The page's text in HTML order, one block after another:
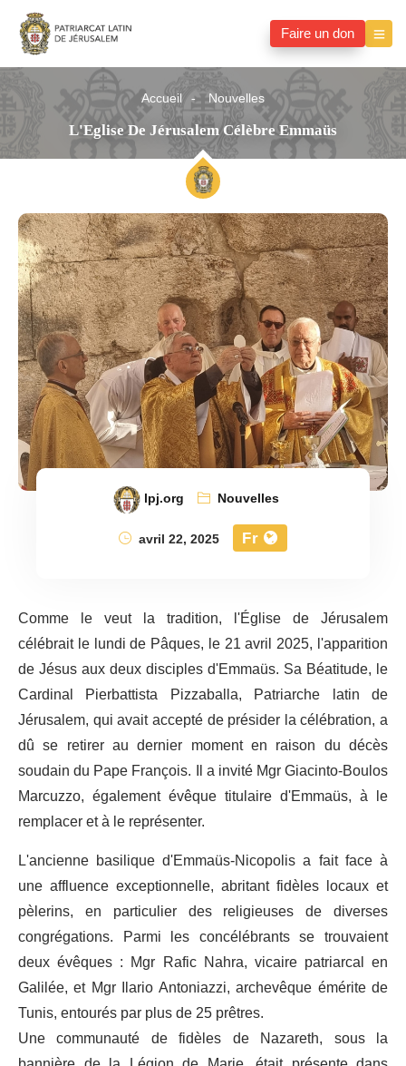
Faire un don
Accueil Nouvelles
L'Eglise De Jérusalem Célèbre Emmaüs
lpj.org
Nouvelles
avril 22, 2025
Fr
Comme le veut la tradition, l'Église de Jérusalem
célébrait le lundi de Pâques, le 21 avril 2025, l'apparition
de Jésus aux deux disciples d'Emmaüs. Sa Béatitude, le
Cardinal Pierbattista Pizzaballa, Patriarche latin de
Jérusalem, qui avait accepté de présider la célébration, a
dû se retirer au dernier moment en raison du décès
soudain du Pape François. Il a invité Mgr Giacinto-Boulos
Marcuzzo, également évêque titulaire d'Emmaüs, à le
remplacer et à le représenter.
L'ancienne basilique d'Emmaüs-Nicopolis a fait face à
une affluence exceptionnelle, abritant fidèles locaux et
pèlerins, en particulier des religieuses de diverses
congrégations. Parmi les concélébrants se trouvaient
deux évêques : Mgr Rafic Nahra, vicaire patriarcal en
Galilée, et Mgr Ilario Antoniazzi, archevêque émérite de
Tunis, entourés par plus de 25 prêtres.
Une communauté de fidèles de Nazareth, sous la